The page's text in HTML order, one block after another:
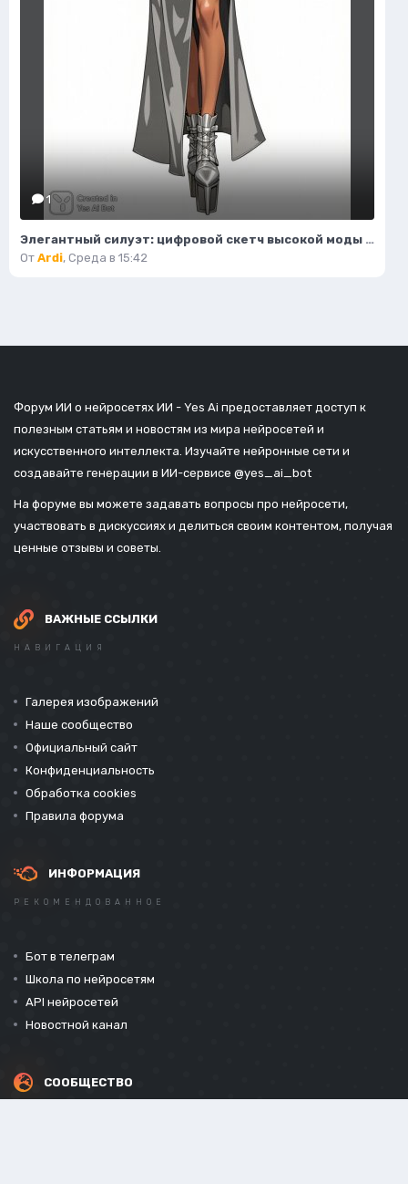
1
Элегантный силуэт: цифровой скетч высокой моды в студийном исполнении. Изображение из нейросети Flux 1
От Ardi, Среда в 15:42
Форум ИИ о нейросетях ИИ - Yes Ai предоставляет доступ к
полезным статьям и новостям из мира нейросетей и
искусственного интеллекта. Изучайте нейронные сети и
создавайте генерации в ИИ-сервисе @yes_ai_bot
На форуме вы можете задавать вопросы про нейросети,
участвовать в дискуссиях и делиться своим контентом, получая
ценные отзывы и советы.
ВАЖНЫЕ ССЫЛКИ
НАВИГАЦИЯ
Галерея изображений
Наше сообщество
Официальный сайт
Конфиденциальность
Обработка cookies
Правила форума
ИНФОРМАЦИЯ
РЕКОМЕНДОВАННОЕ
Бот в телеграм
Школа по нейросетям
API нейросетей
Новостной канал
СООБЩЕСТВО